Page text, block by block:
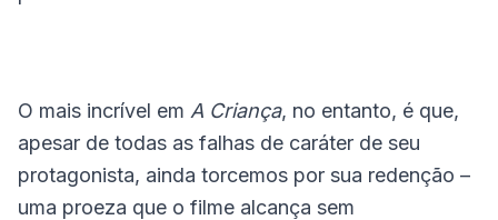
O mais incrível em A Criança, no entanto, é que,
apesar de todas as falhas de caráter de seu
protagonista, ainda torcemos por sua redenção –
uma proeza que o filme alcança sem